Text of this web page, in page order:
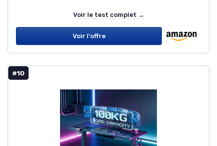
Voir le test complet →
Voir l'offre
#10